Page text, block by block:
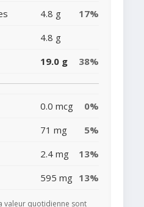
4.8 g
17%
4.8 g
19.0 g 38%
0.0 mcg
0%
71 mg
5%
2.4 mg
13%
595 mg 13%
valeur quotidienne sont